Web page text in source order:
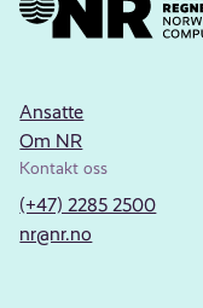
Ansatte
Om NR
Kontakt oss
(+47) 2285 2500
nr@nr.no